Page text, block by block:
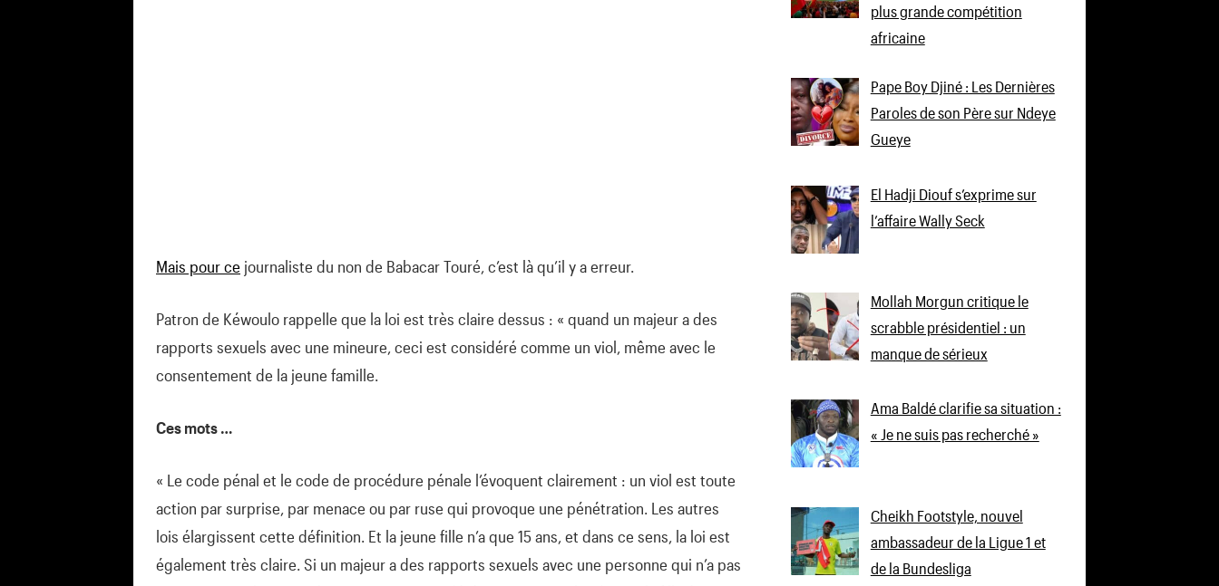
Mais pour ce journaliste du non de Babacar Touré, c’est là qu’il y a erreur.
Patron de Kéwoulo rappelle que la loi est très claire dessus : « quand un majeur a des
rapports sexuels avec une mineure, ceci est considéré comme un viol, même avec le
consentement de la jeune famille.
Ces mots …
« Le code pénal et le code de procédure pénale l’évoquent clairement : un viol est toute
action par surprise, par menace ou par ruse qui provoque une pénétration. Les autres
lois élargissent cette définition. Et la jeune fille n’a que 15 ans, et dans ce sens, la loi est
également très claire. Si un majeur a des rapports sexuels avec une personne qui n’a pas
plus grande compétition
africaine
Pape Boy Djiné : Les Dernières
Paroles de son Père sur Ndeye
Gueye
El Hadji Diouf s’exprime sur
l’affaire Wally Seck
Mollah Morgun critique le
scrabble présidentiel : un
manque de sérieux
Ama Baldé clarifie sa situation :
« Je ne suis pas recherché »
Cheikh Footstyle, nouvel
ambassadeur de la Ligue 1 et
de la Bundesliga